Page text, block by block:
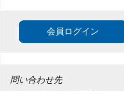
会員ログイン
問い合わせ先